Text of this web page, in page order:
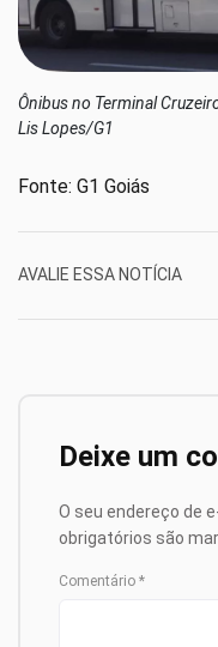
Ônibus no Terminal
Lis Lopes/G1
Fonte: G1 Goiás
AVALIE ESSA NOTÍCIA
Deixe um
O seu endereço de
obrigatórios são
Comentário *